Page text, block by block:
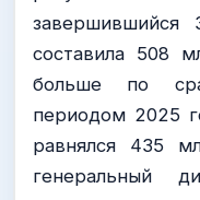
завершившийся
составила 508
больше по
периодом 2025
равнялся 435
генеральный